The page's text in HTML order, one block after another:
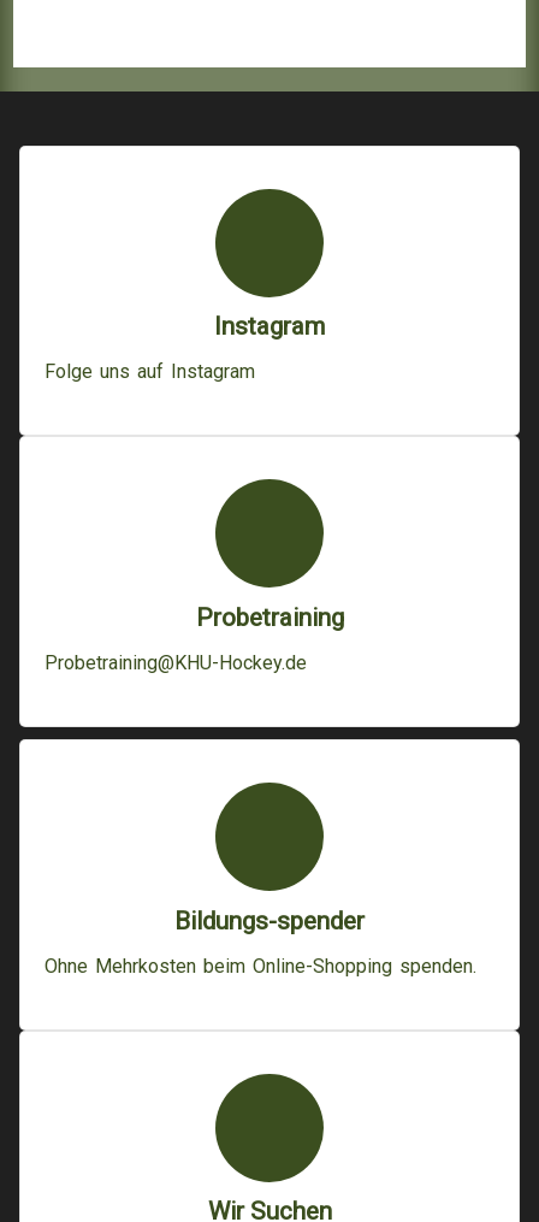
Instagram
Folge uns auf Instagram
Probetraining
Probetraining@KHU-Hockey.de
Bildungs-spender
Ohne Mehrkosten beim Online-Shopping spenden.
Wir Suchen